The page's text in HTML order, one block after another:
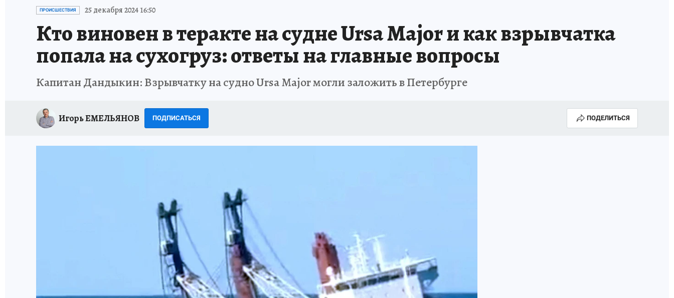
ИСПЫТАНО НА СЕБЕ
ПРОИСШЕСТВИЯ 25 декабря 2024 16:50
Кто виновен в теракте на судне Ursa Major и как взрывчатка
попала на сухогруз: ответы на главные вопросы
Капитан Дандыкин: Взрывчатку на судно Ursa Major могли заложить в Петербурге
Игорь ЕМЕЛЬЯНОВ ПОДПИСАТЬСЯ ПОДЕЛИТЬСЯ